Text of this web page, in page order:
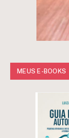
MEUS E-BOOKS